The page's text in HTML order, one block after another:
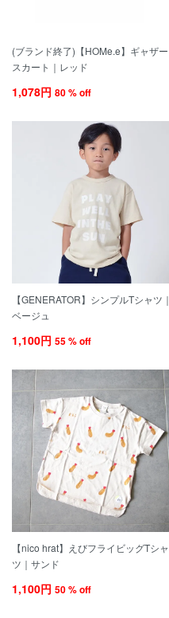
(ブランド終了)【HOMe.e】ギャザー
スカート｜レッド
1,078円 80 % off
【GENERATOR】シンプルTシャツ｜
ベージュ
1,100円 55 % off
【nico hrat】えびフライビッグTシャ
ツ｜サンド
1,100円 50 % off